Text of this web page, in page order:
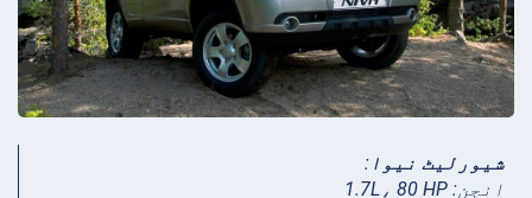
شیورلیٹ نیوا :
انجن: 1.7L، 80 HP